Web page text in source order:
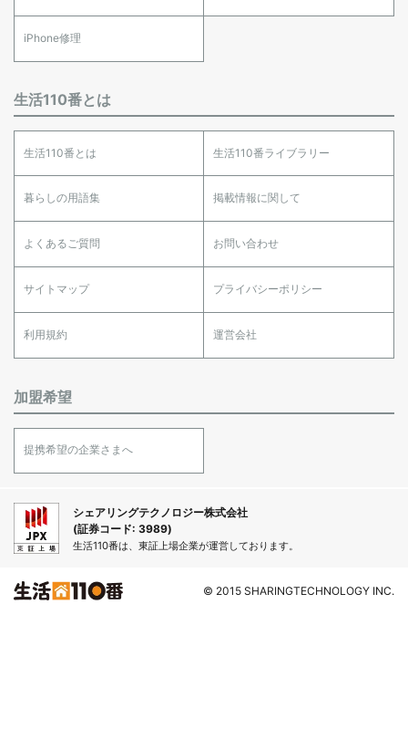
iPhone修理
生活110番とは
生活110番とは 生活110番ライブラリー
暮らしの用語集 掲載情報に関して
よくあるご質問 お問い合わせ
サイトマップ プライバシーポリシー
利用規約 運営会社
加盟希望
提携希望の企業さまへ
シェアリングテクノロジー株式会社
(証券コード: 3989)
生活110番は、東証上場企業が運営しております。
© 2015 SHARINGTECHNOLOGY INC.